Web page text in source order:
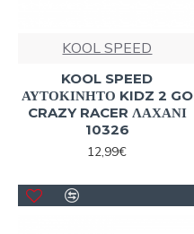
KOOL SPEED
KOOL SPEED
ΑΥΤΟΚΙΝΗΤΟ KIDZ 2 GO
CRAZY RACER ΛΑΧΑΝΙ
10326
12,99€